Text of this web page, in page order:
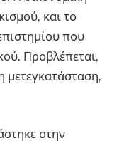
και το
που
Προβλέπεται,
μετεγκατάσταση,
στην